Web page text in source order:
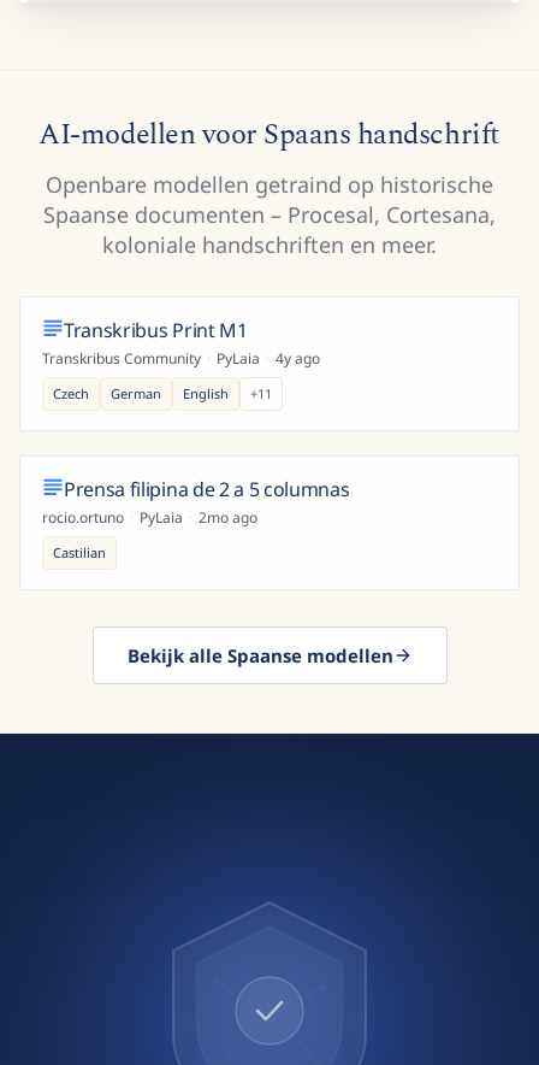
AI-modellen voor Spaans handschrift
Openbare modellen getraind op historische
Spaanse documenten – Procesal, Cortesana,
koloniale handschriften en meer.
Transkribus Print M1
Transkribus Community · PyLaia · 4y ago
Czech German English +11
Prensa filipina de 2 a 5 columnas
rocio.ortuno · PyLaia · 2mo ago
Castilian
Bekijk alle Spaanse modellen